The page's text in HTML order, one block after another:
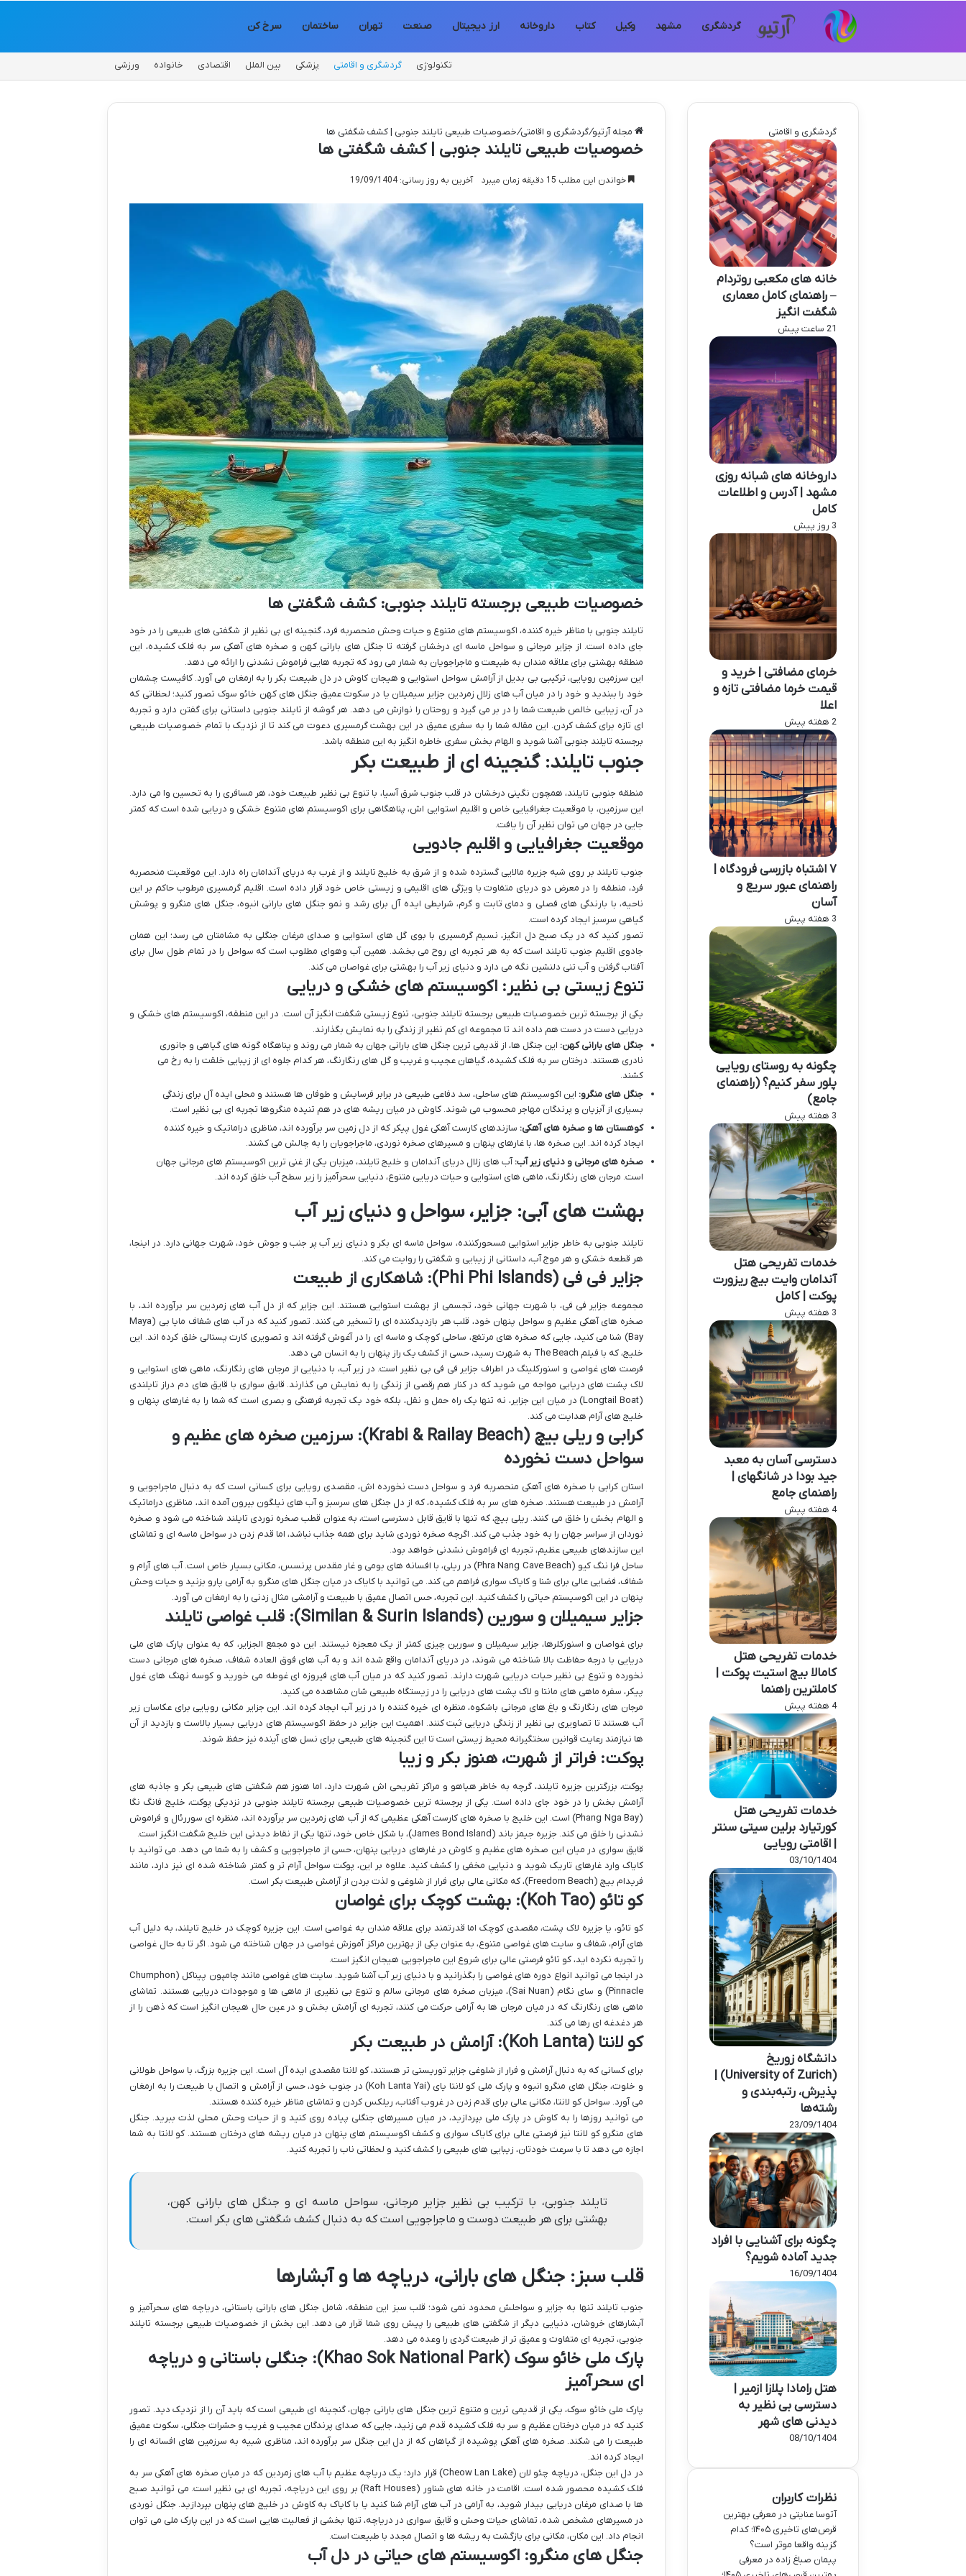
گردشگری مشهد وکیل کتاب داروخانه ارز دیجیتال صنعت تهران ساختمان سرخ کن
تکنولوژی گردشگری و اقامتی پزشکی بین الملل اقتصادی خانواده ورزشی
مجله آرتیو/گردشگری و اقامتی/خصوصیات طبیعی تایلند جنوبی | کشف شگفتی ها
خصوصیات طبیعی تایلند جنوبی | کشف شگفتی ها
آخرین به روز رسانی: 19/09/1404 خواندن این مطلب 15 دقیقه زمان میبرد
خصوصیات طبیعی برجسته تایلند جنوبی: کشف شگفتی ها
تایلند جنوبی با مناظر خیره کننده، اکوسیستم های متنوع و حیات وحش منحصربه فرد، گنجینه ای بی نظیر از شگفتی های طبیعی را در خود
جای داده است. از جزایر مرجانی و سواحل ماسه ای درخشان گرفته تا جنگل های بارانی کهن و صخره های آهکی سر به فلک کشیده، این
منطقه بهشتی برای علاقه مندان به طبیعت و ماجراجویان به شمار می رود که تجربه هایی فراموش نشدنی را ارائه می دهد.
این سرزمین رویایی، ترکیبی بی بدیل از آرامش سواحل استوایی و هیجان کاوش در دل طبیعت بکر را به ارمغان می آورد. کافیست چشمان
خود را ببندید و خود را در میان آب های زلال زمردین جزایر سیمیلان یا در سکوت عمیق جنگل های کهن خائو سوک تصور کنید؛ لحظاتی که
در آن، زیبایی خالص طبیعت شما را در بر می گیرد و روحتان را نوازش می دهد. هر گوشه از تایلند جنوبی داستانی برای گفتن دارد و تجربه
ای تازه برای کشف کردن. این مقاله شما را به سفری عمیق در این بهشت گرمسیری دعوت می کند تا از نزدیک با تمام خصوصیات طبیعی
برجسته تایلند جنوبی آشنا شوید و الهام بخش سفری خاطره انگیز به این منطقه باشد.
جنوب تایلند: گنجینه ای از طبیعت بکر
منطقه جنوبی تایلند، همچون نگینی درخشان در قلب جنوب شرق آسیا، با تنوع بی نظیر طبیعت خود، هر مسافری را به تحسین وا می دارد.
این سرزمین، با موقعیت جغرافیایی خاص و اقلیم استوایی اش، پناهگاهی برای اکوسیستم های متنوع خشکی و دریایی شده است که کمتر
جایی در جهان می توان نظیر آن را یافت.
موقعیت جغرافیایی و اقلیم جادویی
جنوب تایلند بر روی شبه جزیره مالایی گسترده شده و از شرق به خلیج تایلند و از غرب به دریای آندامان راه دارد. این موقعیت منحصربه
فرد، منطقه را در معرض دو دریای متفاوت با ویژگی های اقلیمی و زیستی خاص خود قرار داده است. اقلیم گرمسیری مرطوب حاکم بر این
ناحیه، با بارندگی های فصلی و دمای ثابت و گرم، شرایطی ایده آل برای رشد و نمو جنگل های بارانی انبوه، جنگل های منگرو و پوشش
گیاهی سرسبز ایجاد کرده است.
تصور کنید که در یک صبح دل انگیز، نسیم گرمسیری با بوی گل های استوایی و صدای مرغان جنگلی به مشامتان می رسد؛ این همان
جادوی اقلیم جنوب تایلند است که به هر تجربه ای روح می بخشد. همین آب وهوای مطلوب است که سواحل را در تمام طول سال برای
آفتاب گرفتن و آب تنی دلنشین نگه می دارد و دنیای زیر آب را بهشتی برای غواصان می کند.
تنوع زیستی بی نظیر: اکوسیستم های خشکی و دریایی
یکی از برجسته ترین خصوصیات طبیعی برجسته تایلند جنوبی، تنوع زیستی شگفت انگیز آن است. در این منطقه، اکوسیستم های خشکی و
دریایی دست در دست هم داده اند تا مجموعه ای کم نظیر از زندگی را به نمایش بگذارند.
جنگل های بارانی کهن: این جنگل ها، از قدیمی ترین جنگل های بارانی جهان به شمار می روند و پناهگاه گونه های گیاهی و جانوری
نادری هستند. درختان سر به فلک کشیده، گیاهان عجیب و غریب و گل های رنگارنگ، هر کدام جلوه ای از زیبایی خلقت را به رخ می
کشند.
جنگل های منگرو: این اکوسیستم های ساحلی، سد دفاعی طبیعی در برابر فرسایش و طوفان ها هستند و محلی ایده آل برای زندگی
بسیاری از آبزیان و پرندگان مهاجر محسوب می شوند. کاوش در میان ریشه های در هم تنیده منگروها تجربه ای بی نظیر است.
کوهستان ها و صخره های آهکی: سازندهای کارست آهکی غول پیکر که از دل زمین سر برآورده اند، مناظری دراماتیک و خیره کننده
ایجاد کرده اند. این صخره ها، با غارهای پنهان و مسیرهای صخره نوردی، ماجراجویان را به چالش می کشند.
صخره های مرجانی و دنیای زیر آب:آب های زلال دریای آندامان و خلیج تایلند، میزبان یکی از غنی ترین اکوسیستم های مرجانی جهان
است. مرجان های رنگارنگ، ماهی های استوایی و حیات دریایی متنوع، دنیایی سحرآمیز را زیر سطح آب خلق کرده اند.
بهشت های آبی: جزایر، سواحل و دنیای زیر آب
تایلند جنوبی به خاطر جزایر استوایی مسحورکننده، سواحل ماسه ای بکر و دنیای زیر آب پر جنب و جوش خود، شهرت جهانی دارد. در اینجا،
هر قطعه خشکی و هر موج آب، داستانی از زیبایی و شگفتی را روایت می کند.
جزایر فی فی (Phi Phi Islands): شاهکاری از طبیعت
مجموعه جزایر فی فی، با شهرت جهانی خود، تجسمی از بهشت استوایی هستند. این جزایر که از دل آب های زمردین سر برآورده اند، با
صخره های آهکی عظیم و سواحل پنهان خود، قلب هر بازدیدکننده ای را تسخیر می کنند. تصور کنید که در آب های شفاف مایا بی (Maya
Bay) شنا می کنید، جایی که صخره های مرتفع، ساحلی کوچک و ماسه ای را در آغوش گرفته اند و تصویری کارت پستالی خلق کرده اند. این
خلیج، که با فیلم The Beach به شهرت رسید، حسی از کشف یک راز پنهان را به انسان می دهد.
فرصت های غواصی و اسنورکلینگ در اطراف جزایر فی فی بی نظیر است. در زیر آب، با دنیایی از مرجان های رنگارنگ، ماهی های استوایی و
لاک پشت های دریایی مواجه می شوید که در کنار هم رقصی از زندگی را به نمایش می گذارند. قایق سواری با قایق های دم دراز تایلندی
(Longtail Boat) در میان این جزایر، نه تنها یک راه حمل و نقل، بلکه خود یک تجربه فرهنگی و بصری است که شما را به غارهای پنهان و
خلیج های آرام هدایت می کند.
کرابی و ریلی بیچ (Krabi & Railay Beach): سرزمین صخره های عظیم و
سواحل دست نخورده
استان کرابی با صخره های آهکی منحصربه فرد و سواحل دست نخورده اش، مقصدی رویایی برای کسانی است که به دنبال ماجراجویی و
آرامش در طبیعت هستند. صخره های سر به فلک کشیده، که از دل جنگل های سرسبز و آب های نیلگون بیرون آمده اند، مناظری دراماتیک
و الهام بخش را خلق می کنند. ریلی بیچ، که تنها با قایق قابل دسترسی است، به عنوان قطب صخره نوردی تایلند شناخته می شود و صخره
نوردان از سراسر جهان را به خود جذب می کند. اگرچه صخره نوردی شاید برای همه جذاب نباشد، اما قدم زدن در سواحل ماسه ای و تماشای
این سازندهای طبیعی عظیم، تجربه ای فراموش نشدنی خواهد بود.
ساحل فرا ننگ کیو (Phra Nang Cave Beach) در ریلی، با افسانه های بومی و غار مقدس پرنسس، مکانی بسیار خاص است. آب های آرام و
شفاف، فضایی عالی برای شنا و کایاک سواری فراهم می کند. می توانید با کایاک در میان جنگل های منگرو به آرامی پارو بزنید و حیات وحش
پنهان در این اکوسیستم حیاتی را کشف کنید. این تجربه، حس اتصال عمیق با طبیعت و آرامشی مثال زدنی را به ارمغان می آورد.
جزایر سیمیلان و سورین (Similan & Surin Islands): قلب غواصی تایلند
برای غواصان و اسنورکلرها، جزایر سیمیلان و سورین چیزی کمتر از یک معجزه نیستند. این دو مجمع الجزایر، که به عنوان پارک های ملی
دریایی با درجه حفاظت بالا شناخته می شوند، در دریای آندامان واقع شده اند و به آب های فوق العاده شفاف، صخره های مرجانی دست
نخورده و تنوع بی نظیر حیات دریایی شهرت دارند. تصور کنید که در میان آب های فیروزه ای غوطه می خورید و کوسه نهنگ های غول
پیکر، سفره ماهی های مانتا و لاک پشت های دریایی را در زیستگاه طبیعی شان مشاهده می کنید.
مرجان های رنگارنگ و باغ های مرجانی باشکوه، منظره ای خیره کننده را در زیر آب ایجاد کرده اند. این جزایر مکانی رویایی برای عکاسان زیر
آب هستند تا تصاویری بی نظیر از زندگی دریایی ثبت کنند. اهمیت این جزایر در حفظ اکوسیستم های دریایی بسیار بالاست و بازدید از آن
ها نیازمند رعایت قوانین سختگیرانه محیط زیستی است تا این گنجینه های طبیعی برای نسل های آینده نیز حفظ شوند.
پوکت: فراتر از شهرت، هنوز بکر و زیبا
پوکت، بزرگترین جزیره تایلند، گرچه به خاطر هیاهو و مراکز تفریحی اش شهرت دارد، اما هنوز هم شگفتی های طبیعی بکر و جاذبه های
آرامش بخش را در خود جای داده است. یکی از برجسته ترین خصوصیات طبیعی برجسته تایلند جنوبی در نزدیکی پوکت، خلیج فانگ نگا
(Phang Nga Bay) است. این خلیج با صخره های کارست آهکی عظیمی که از آب های زمردین سر برآورده اند، منظره ای سوررئال و فراموش
نشدنی را خلق می کند. جزیره جیمز باند (James Bond Island)، با شکل خاص خود، تنها یکی از نقاط دیدنی این خلیج شگفت انگیز است.
قایق سواری در میان این صخره های عظیم و کاوش در غارهای دریایی پنهان، حسی از ماجراجویی و کشف را به شما می دهد. می توانید با
کایاک وارد غارهای تاریک شوید و دنیایی مخفی را کشف کنید. علاوه بر این، پوکت سواحل آرام تر و کمتر شناخته شده ای نیز دارد، مانند
فریدام بیچ (Freedom Beach)، که مکانی عالی برای فرار از شلوغی و لذت بردن از آرامش طبیعت بکر است.
کو تائو (Koh Tao): بهشت کوچک برای غواصان
کو تائو، یا جزیره لاک پشت، مقصدی کوچک اما قدرتمند برای علاقه مندان به غواصی است. این جزیره کوچک در خلیج تایلند، به دلیل آب
های آرام، شفاف و سایت های غواصی متنوع، به عنوان یکی از بهترین مراکز آموزش غواصی در جهان شناخته می شود. اگر تا به حال غواصی
را تجربه نکرده اید، کو تائو فرصتی عالی برای شروع این ماجراجویی هیجان انگیز است.
در اینجا می توانید انواع دوره های غواصی را بگذرانید و با دنیای زیر آب آشنا شوید. سایت های غواصی مانند چامپون پیناکل (Chumphon
Pinnacle) و سای نگام (Sai Nuan)، میزبان صخره های مرجانی سالم و تنوع بی نظیری از ماهی ها و موجودات دریایی هستند. تماشای
ماهی های رنگارنگ که در میان مرجان ها به آرامی حرکت می کنند، تجربه ای آرامش بخش و در عین حال هیجان انگیز است که ذهن را از
هر دغدغه ای رها می کند.
کو لانتا (Koh Lanta): آرامش در طبیعت بکر
برای کسانی که به دنبال آرامش و فرار از شلوغی جزایر توریستی تر هستند، کو لانتا مقصدی ایده آل است. این جزیره بزرگ، با سواحل طولانی
و خلوت، جنگل های منگرو انبوه و پارک ملی کو لانتا یای (Koh Lanta Yai) در جنوب خود، حسی از آرامش و اتصال با طبیعت را به ارمغان
می آورد. سواحل کو لانتا، مکانی عالی برای قدم زدن در غروب آفتاب، ریلکس کردن و تماشای مناظر خیره کننده هستند.
می توانید روزها را به کاوش در پارک ملی بپردازید، در میان مسیرهای جنگلی پیاده روی کنید و از حیات وحش محلی لذت ببرید. جنگل
های منگرو کو لانتا نیز فرصتی عالی برای کایاک سواری و کشف اکوسیستم های پنهان در میان ریشه های درختان هستند. کو لانتا به شما
اجازه می دهد تا با سرعت خودتان، زیبایی های طبیعی را کشف کنید و لحظاتی ناب را تجربه کنید.
تایلند جنوبی، با ترکیب بی نظیر جزایر مرجانی، سواحل ماسه ای و جنگل های بارانی کهن،
بهشتی برای هر طبیعت دوست و ماجراجویی است که به دنبال کشف شگفتی های بکر است.
قلب سبز: جنگل های بارانی، دریاچه ها و آبشارها
جنوب تایلند تنها به جزایر و سواحلش محدود نمی شود؛ قلب سبز این منطقه، شامل جنگل های بارانی باستانی، دریاچه های سحرآمیز و
آبشارهای خروشان، دنیایی دیگر از شگفتی های طبیعی را پیش روی شما قرار می دهد. این بخش از خصوصیات طبیعی برجسته تایلند
جنوبی، تجربه ای متفاوت و عمیق تر از طبیعت گردی را وعده می دهد.
پارک ملی خائو سوک (Khao Sok National Park): جنگلی باستانی و دریاچه
ای سحرآمیز
پارک ملی خائو سوک، یکی از قدیمی ترین و متنوع ترین جنگل های بارانی جهان، گنجینه ای طبیعی است که باید آن را از نزدیک دید. تصور
کنید که در میان درختان عظیم و سر به فلک کشیده قدم می زنید، جایی که صدای پرندگان عجیب و غریب و حشرات جنگلی، سکوت عمیق
طبیعت را می شکند. صخره های آهکی پوشیده از گیاهان که از دل این جنگل سر برآورده اند، مناظری شبیه به سرزمین های افسانه ای را
ایجاد کرده اند.
در دل این جنگل، دریاچه چئو لان (Cheow Lan Lake) قرار دارد؛ یک دریاچه عظیم با آب های زمردین که در میان صخره های آهکی سر به
فلک کشیده محصور شده است. اقامت در خانه های شناور (Raft Houses) بر روی این دریاچه، تجربه ای بی نظیر است. می توانید صبح
ها با صدای مرغان دریایی بیدار شوید، به آرامی در آب های آرام شنا کنید یا با کایاک به کاوش در خلیج های پنهان بپردازید. جنگل نوردی
در مسیرهای مشخص شده، تماشای حیات وحش و قایق سواری در دریاچه، تنها بخشی از فعالیت هایی است که در این پارک ملی می توان
انجام داد. این مکان، مکانی برای بازگشت به ریشه ها و اتصال مجدد با طبیعت است.
جنگل های منگرو: اکوسیستم های حیاتی در دل آب
گردشگری و اقامتی
خانه های مکعبی روتردام
– راهنمای کامل معماری
شگفت انگیز
21 ساعت پیش
داروخانه های شبانه روزی
مشهد | آدرس و اطلاعات
کامل
3 روز پیش
خرمای مضافتی | خرید و
قیمت خرما مضافتی تازه و
اعلا
2 هفته پیش
۷ اشتباه بازرسی فرودگاه |
راهنمای عبور سریع و
آسان
3 هفته پیش
چگونه به روستای رویایی
پلور سفر کنیم؟ (راهنمای
جامع)
3 هفته پیش
خدمات تفریحی هتل
آندامان وایت بیچ ریزورت
پوکت | کامل
3 هفته پیش
دسترسی آسان به معبد
جید بودا در شانگهای |
راهنمای جامع
4 هفته پیش
خدمات تفریحی هتل
کامالا بیچ استیت پوکت |
کاملترین راهنما
4 هفته پیش
خدمات تفریحی هتل
کورتیارد برلین سیتی سنتر
| اقامتی رویایی
03/10/1404
دانشگاه زوریخ
(University of Zurich) |
پذیرش، رتبه‌بندی و
رشته‌ها
23/09/1404
چگونه برای آشنایی با افراد
جدید آماده شویم؟
16/09/1404
هتل رامادا پلازا ازمیر |
دسترسی بی نظیر به
دیدنی های شهر
08/10/1404
نظرات کاربران
آتوسا عنایتی در معرفی بهترین
قرص‌های تاخیری ۱۴۰۵؛ کدام
گزینه واقعا موثر است؟
پیمان صباغ زاده در معرفی